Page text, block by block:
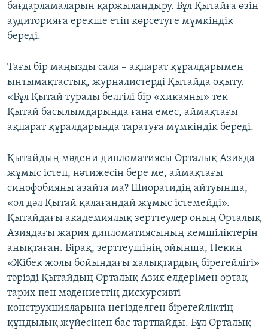
бағдарламаларын қаржыландыру. Бұл Қытайға өзін
аудиторияға ерекше етіп көрсетуге мүмкіндік
береді.
Тағы бір маңызды сала – ақпарат құралдарымен
ынтымақтастық, журналистерді Қытайда оқыту.
«Бұл Қытай туралы белгілі бір «хикаяны» тек
Қытай басылымдарында ғана емес, аймақтағы
ақпарат құралдарында таратуға мүмкіндік береді.
Қытайдың мәдени дипломатиясы Орталық Азияда
жұмыс істеп, нәтижесін бере ме, аймақтағы
синофобияны азайта ма? Шиоратидің айтуынша,
«ол дәл Қытай қалағандай жұмыс істемейді».
Қытайдағы академиялық зерттеулер оның Орталық
Азиядағы жария дипломатиясының кемшіліктерін
анықтаған. Бірақ, зерттеушінің ойынша, Пекин
«Жібек жолы бойындағы халықтардың бірегейлігі»
тәрізді Қытайдың Орталық Азия елдерімен ортақ
тарих пен мәдениеттің дискурсивті
конструкцияларына негізделген бірегейліктің
құндылық жүйесінен бас тартпайды. Бұл Орталық